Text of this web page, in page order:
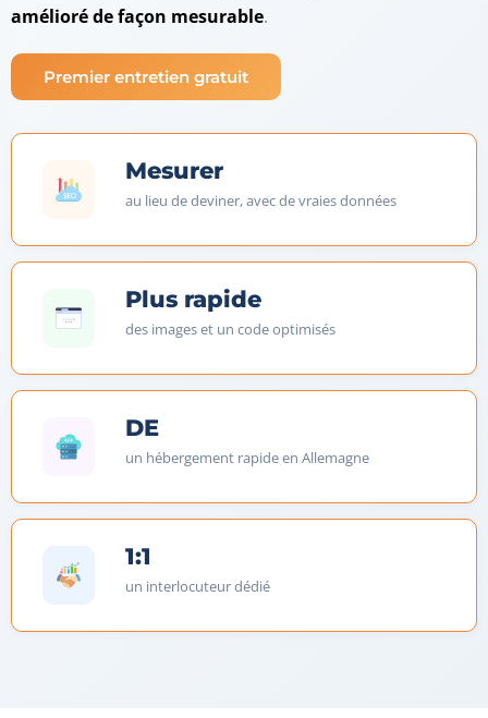
amélioré de façon mesurable.
Premier entretien gratuit
Mesurer
au lieu de deviner, avec de vraies données
Plus rapide
des images et un code optimisés
DE
un hébergement rapide en Allemagne
1:1
un interlocuteur dédié